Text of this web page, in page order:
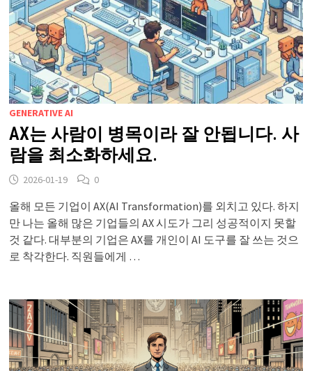
GENERATIVE AI
AX는 사람이 병목이라 잘 안됩니다. 사
람을 최소화하세요.
2026-01-19 0
올해 모든 기업이 AX(AI Transformation)를 외치고 있다. 하지
만 나는 올해 많은 기업들의 AX 시도가 그리 성공적이지 못할
것 같다. 대부분의 기업은 AX를 개인이 AI 도구를 잘 쓰는 것으
로 착각한다. 직원들에게 …